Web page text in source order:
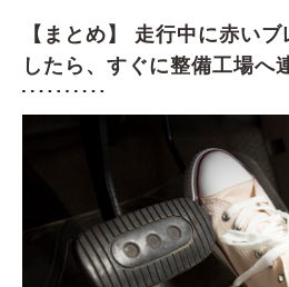
【まとめ】 走行中に赤い
したら、すぐに整備工場へ